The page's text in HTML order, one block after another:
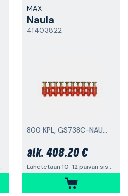
sisällä
MAX
Naula
41403822
800 KPL, GS738C-NAULAIMEEN
alk. 408,20 €
Lähetetään 10-12 päivän sisällä